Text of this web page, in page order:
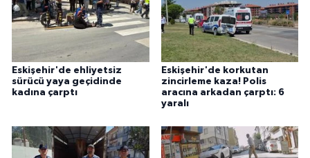
Eskişehir'de ehliyetsiz
sürücü yaya geçidinde
kadına çarptı
Eskişehir'de korkutan
zincirleme kaza! Polis
aracına arkadan çarptı: 6
yaralı